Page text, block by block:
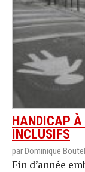
HANDICAP À
INCLUSIFS
par Dominique Boutel
Fin d’année